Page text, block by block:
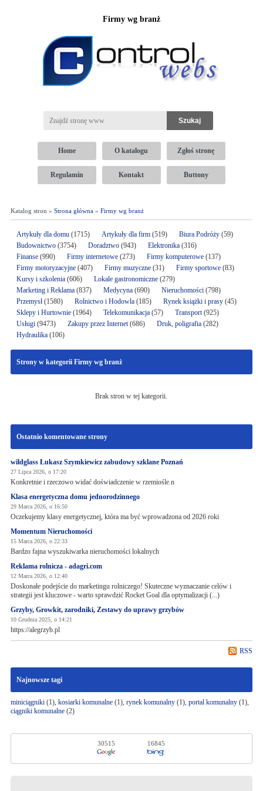
Firmy wg branż
Home O katalogu Zgłoś stronę
Regulamin Kontakt Buttony
Katalog stron » Strona główna» Firmy wg branż
Artykuły dla domu(1715) Artykuły dla firm(519) Biura Podróży(59)
Budownictwo(3754) Doradztwo(943) Elektronika (316)
Finanse(990) Firmy internetowe (273) Firmy komputerowe(137)
Firmy motoryzacyjne(407) Firmy muzyczne(31) Firmy sportowe(83)
Kursy i szkolenia(606) Lokale gastronomiczne(279)
Marketing i Reklama(837) Medycyna(690) Nieruchomości(798)
Przemysł(1580) Rolnictwo i Hodowla(185) Rynek książki i prasy(45)
Sklepy i Hurtownie(1964) Telekomunikacja(57) Transport(925)
Usługi(9473) Zakupy przez Internet(686) Druk, poligrafia(282)
Hydraulika(106)
Strony w kategorii Firmy wg branż
Brak stron w tej kategorii.
Ostatnio komentowane strony
wildglass Łukasz Szymkiewicz zabudowy szklane Poznań
27 Lipca 2026, o 17:20
Konkretnie i rzeczowo widać doświadczenie w rzemiośle.n
Klasa energetyczna domu jednorodzinnego
29 Marca 2026, o 16:50
Oczekujemy klasy energetycznej, która ma być wprowadzona od 2026 roki
Momentum Nieruchomości
15 Marca 2026, o 22:33
Bardzo fajna wyszukiwarka nieruchomości lokalnych
Reklama rolnicza - adagri.com
12 Marca 2026, o 12:40
Doskonałe podejście do marketingu rolniczego! Skuteczne wyznaczanie celów i
strategii jest kluczowe - warto sprawdzić Rocket Goal dla optymalizacji (...)
Grzyby, Growkit, zarodniki, Zestawy do uprawy grzybów
10 Grudnia 2025, o 14:21
https://alegrzyb.pl
RSS
Najnowsze tagi
miniciągniki(1), kosiarki komunalne(1), rynek komunalny(1), portal komunalny(1),
ciągniki komunalne(2)
30515 16845